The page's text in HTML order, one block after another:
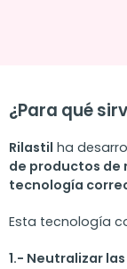
¿Para qué
Rilastil ha
de productos de
tecnología
Esta tecnología
1.- Neutralizar